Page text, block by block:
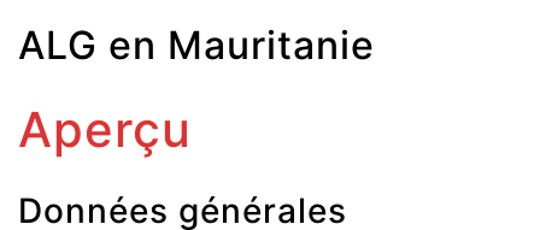
ALG en Mauritanie
Aperçu
Données générales